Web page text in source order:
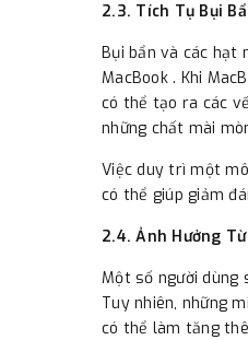
2.3. Tích Tụ Bụi
Bụi bẩn và các hạt
MacBook . Khi
có thể tạo ra các
những chất mài
Việc duy trì một
có thể giúp giảm
2.4. Ảnh Hưởng
Một số người dùng
Tuy nhiên, những
có thể làm tăng